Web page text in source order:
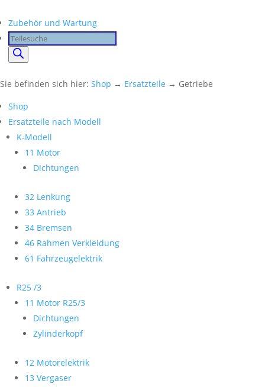
Zubehör und Wartung
Products
search
Sie befinden sich hier: Shop → Ersatzteile → Getriebe
Shop
Ersatzteile nach Modell
K-Modell
11 Motor
Dichtungen
32 Lenkung
33 Antrieb
34 Bremsen
46 Rahmen Verkleidung
61 Fahrzeugelektrik
R25 /3
11 Motor R25/3
Dichtungen
Zylinderkopf
12 Motorelektrik
13 Vergaser